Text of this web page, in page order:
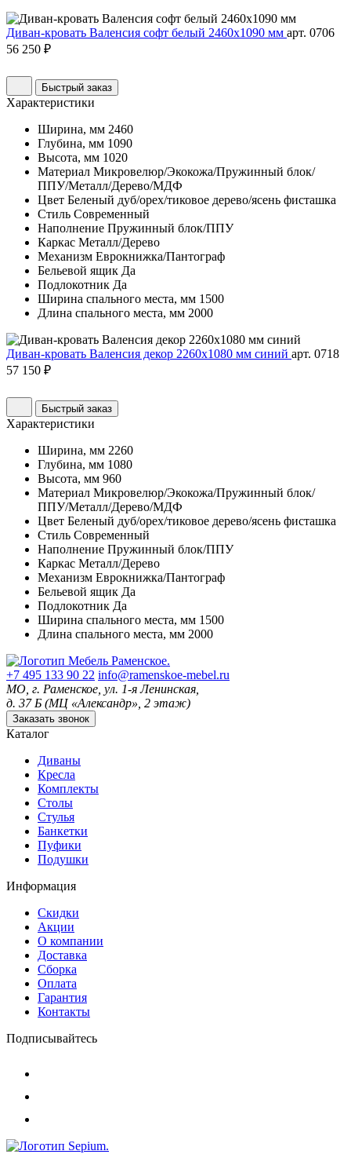
Диван-кровать Валенсия софт белый 2460х1090 мм арт. 0706
56 250 ₽
Быстрый заказ
Характеристики
Ширина, мм 2460
Глубина, мм 1090
Высота, мм 1020
Материал Микровелюр/Экокожа/Пружинный блок/
ППУ/Металл/Дерево/МДФ
Цвет Беленый дуб/орех/тиковое дерево/ясень фисташка
Стиль Современный
Наполнение Пружинный блок/ППУ
Каркас Металл/Дерево
Механизм Еврокнижка/Пантограф
Бельевой ящик Да
Подлокотник Да
Ширина спального места, мм 1500
Длина спального места, мм 2000
Диван-кровать Валенсия декор 2260х1080 мм синий арт. 0718
57 150 ₽
Быстрый заказ
Характеристики
Ширина, мм 2260
Глубина, мм 1080
Высота, мм 960
Материал Микровелюр/Экокожа/Пружинный блок/
ППУ/Металл/Дерево/МДФ
Цвет Беленый дуб/орех/тиковое дерево/ясень фисташка
Стиль Современный
Наполнение Пружинный блок/ППУ
Каркас Металл/Дерево
Механизм Еврокнижка/Пантограф
Бельевой ящик Да
Подлокотник Да
Ширина спального места, мм 1500
Длина спального места, мм 2000
+7 495 133 90 22 info@ramenskoe-mebel.ru
МО, г. Раменское, ул. 1-я Ленинская,
д. 37 Б (МЦ «Александр», 2 этаж)
Заказать звонок
Каталог
Диваны
Кресла
Комплекты
Столы
Стулья
Банкетки
Пуфики
Подушки
Информация
Скидки
Акции
О компании
Доставка
Сборка
Оплата
Гарантия
Контакты
Подписывайтесь